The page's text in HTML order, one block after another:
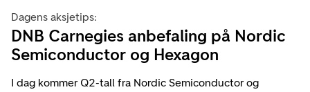
Dagens aksjetips:
DNB Carnegies anbefaling på Nordic
Semiconductor og Hexagon
I dag kommer Q2-tall fra Nordic Semiconductor og